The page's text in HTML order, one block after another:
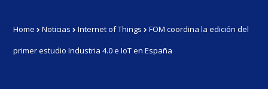
Home Noticias Internet of Things
FOM coordina la edición del
primer estudio Industria 4.0 e IoT en España